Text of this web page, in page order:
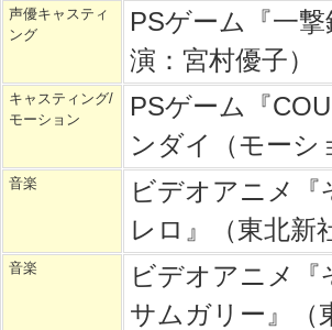
声優キャスティ
ング
PSゲーム『一
演：宮村優子）
キャスティング/
モーション
PSゲーム『
ンダイ（モーシ
音楽
ビデオアニメ
レロ』（東北新
音楽
ビデオアニメ
サムガリー』（